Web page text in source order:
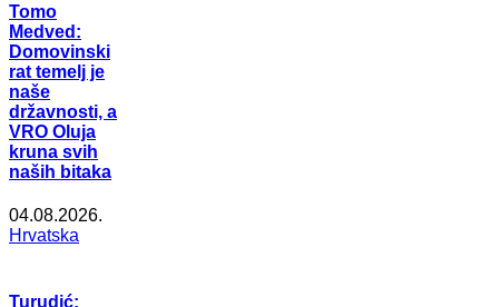
Tomo
Medved:
Domovinski
rat temelj je
naše
državnosti, a
VRO Oluja
kruna svih
naših bitaka
04.08.2026.
Hrvatska
Turudić: